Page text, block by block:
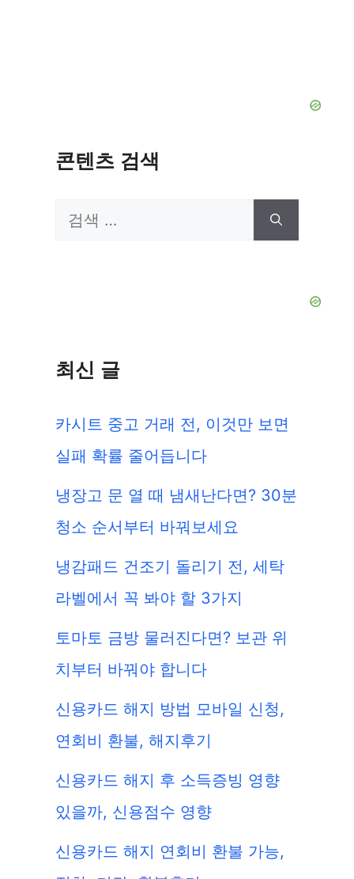
콘텐츠 검색
검
최신 글
카시트 중고 거래 전, 이것만 보면
실패 확률 줄어듭니다
냉장고 문 열 때 냄새난다면? 30분
청소 순서부터 바꿔보세요
냉감패드 건조기 돌리기 전, 세탁
라벨에서 꼭 봐야 할 3가지
토마토 금방 물러진다면? 보관 위
치부터 바꿔야 합니다
신용카드 해지 방법 모바일 신청,
연회비 환불, 해지후기
신용카드 해지 후 소득증빙 영향
있을까, 신용점수 영향
신용카드 해지 연회비 환불 가능,